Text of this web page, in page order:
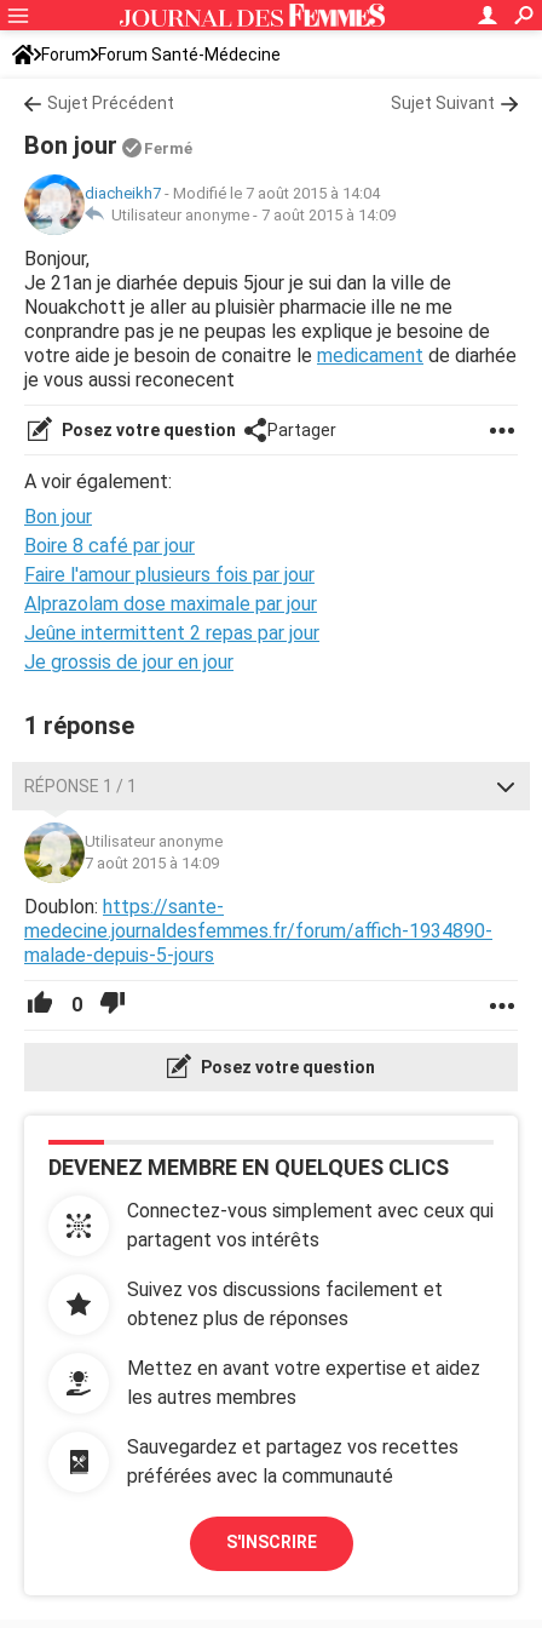
Forum Forum Santé-Médecine
Symptômes et maladies courantes
Sujet Précédent Sujet Suivant
Bon jour Fermé
diacheikh7 - Modifié le 7 août 2015 à 14:04
Utilisateur anonyme - 7 août 2015 à 14:09
Bonjour,
Je 21an je diarhée depuis 5jour je sui dan la ville de
Nouakchott je aller au pluisièr pharmacie ille ne me
conprandre pas je ne peupas les explique je besoine de
votre aide je besoin de conaitre le medicament de diarhée
je vous aussi reconecent
Posez votre question Partager
A voir également:
Bon jour
Boire 8 café par jour
Faire l'amour plusieurs fois par jour
Alprazolam dose maximale par jour
Jeûne intermittent 2 repas par jour
Je grossis de jour en jour
1 réponse
RÉPONSE 1 / 1
Utilisateur anonyme
7 août 2015 à 14:09
Doublon: https://sante-
medecine.journaldesfemmes.fr/forum/affich-1934890-
malade-depuis-5-jours
0
Posez votre question
DEVENEZ MEMBRE EN QUELQUES CLICS
Connectez-vous simplement avec ceux qui
partagent vos intérêts
Suivez vos discussions facilement et
obtenez plus de réponses
Mettez en avant votre expertise et aidez
les autres membres
Sauvegardez et partagez vos recettes
préférées avec la communauté
S'INSCRIRE